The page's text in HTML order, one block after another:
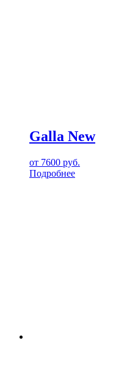
Galla New
от 7600 руб.
Подробнее